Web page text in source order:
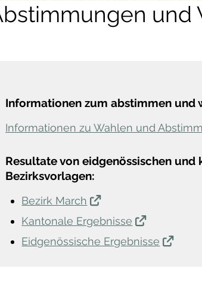
und
Informationen zum abstimmen und
Informationen zu Wahlen und
Resultate von eidgenössischen
Bezirksvorlagen:
Bezirk March
Kantonale Ergebnisse
Eidgenössische Ergebnisse